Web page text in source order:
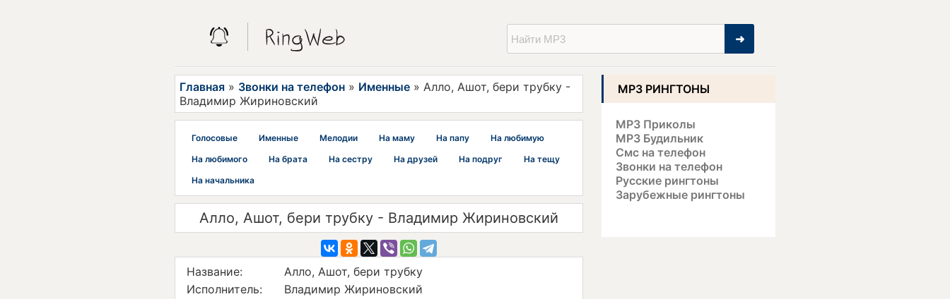
➜
Главная» Звонки на телефон» Именные» Алло, Ашот, бери трубку -
Владимир Жириновский
Голосовые Именные Мелодии На маму На папу
На любимую
На любимого
На брата На сестру На друзей На подруг
На тещу
На начальника
Алло, Ашот, бери трубку - Владимир Жириновский
Название:
Алло, Ашот, бери трубку
Исполнитель:
Владимир Жириновский
MP3 РИНГТОНЫ
MP3 Приколы
MP3 Будильник
Смс на телефон
Звонки на телефон
Русские рингтоны
Зарубежные рингтоны